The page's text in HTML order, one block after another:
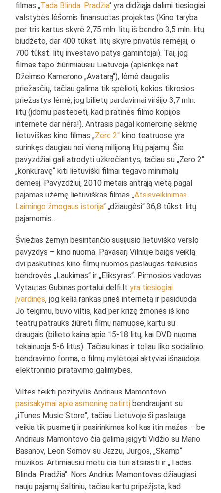
filmas „Tada Blinda. Pradžia“ yra didžiąja dalimi tiesiogiai
valstybės lėšomis finansuotas projektas (Kino taryba
per tris kartus skyrė 2,75 mln. litų iš bendro 3,5 mln. litų
biudžeto, dar 400 tūkst. litų skyrė privatūs rėmėjai, o
700 tūkst. litų investavo patys gamintojai). Tai, jog
filmas tapo žiūrimiausiu Lietuvoje (aplenkęs net
Džeimso Kamerono „Avatarą“), lėmė daugelis
priežasčių, tačiau galima tik spėlioti, kokios tikrosios
priežastys lėmė, jog bilietų pardavimai viršijo 3,7 mln.
litų (įdomu pastebėti, kad piratinės filmo kopijos
internete dar nėra!). Antrasis pagal komercinę sėkmę
lietuviškas kino filmas „Zero 2“kino teatruose yra
surinkęs daugiau nei vieną milijoną litų pajamų. Šie
pavyzdžiai gali atrodyti užkrečiantys, tačiau su „Zero 2“
„konkuravę“ kiti lietuviški filmai tegavo minimalų
dėmesį. Pavyzdžiui, 2010 metais antrąją vietą pagal
pajamas užėmę lietuviškas filmas „Atsisveikinimas.
Laimingo žmogaus istorija“ „džiaugėsi“ 36,8 tūkst. litų
pajamomis…
Šviežias žemyn besiritančio susijusio lietuviško verslo
pavyzdys – kino nuoma. Pavasarį Vilniuje baigs veiklą
dvi paskutinės kino filmų nuomos paslaugas teikusios
bendrovės „Laukimas“ ir „Eliksyras“. Pirmosios vadovas
Vytautas Gubinas portalui delfi.ltyra tiesiogiai
įvardinęs, jog kelia rankas prieš internetą ir pasiduoda.
Jo teigimu, buvo viltis, kad per krizę žmonės iš kino
teatrų patrauks žiūrėti filmų namuose, kartu su
draugais (bilieto kaina apie 15-18 litų, kai DVD nuoma
tekainuoja 5-6 litus). Tačiau kinas ir toliau liko socialinio
bendravimo forma, o filmų mylėtojai aktyviai išnaudoja
elektroninio piratavimo galimybes.
Viltes teikti pozityvūs Andriaus Mamontovo
pasisakymai apie asmeninę patirtį bendraujant su
„iTunes Music Store“, tačiau Lietuvoje ši paslauga
veikia tik pusmetį ir pasirinkimas kol kas itin mažas – be
Andriaus Mamontovo čia galima įsigyti Vidžio su Mario
Basanov, Leon Somov su Jazzu, Jurgos, „Skamp“
muzikos. Artimiausiu metu čia turi atsirasti ir „Tadas
Blinda. Pradžia“. Nors Andrius Mamontovas džiaugiasi
nauju pajamų šaltiniu, tačiau kartu pripažįsta, kad